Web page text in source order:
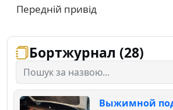
Передній привід
Бортжурнал (28)
Выжимной